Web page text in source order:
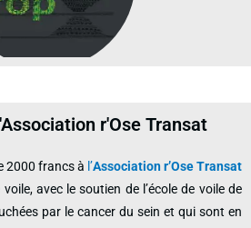
r'Ose Transat
2000 francs à l’Association r’Ose Transat
avec le soutien de l’école de voile de
par le cancer du sein et qui sont en